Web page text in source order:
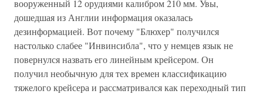
вооруженный 12 орудиями калибром 210 мм. Увы,
дошедшая из Англии информация оказалась
дезинформацией. Вот почему "Блюхер" получился
настолько слабее "Инвинсибла", что у немцев язык не
повернулся назвать его линейным крейсером. Он
получил необычную для тех времен классификацию
тяжелого крейсера и рассматривался как переходный тип